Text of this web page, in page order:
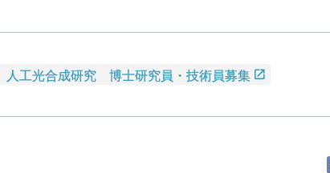
工光合成研究 博士研究員・技術員募集